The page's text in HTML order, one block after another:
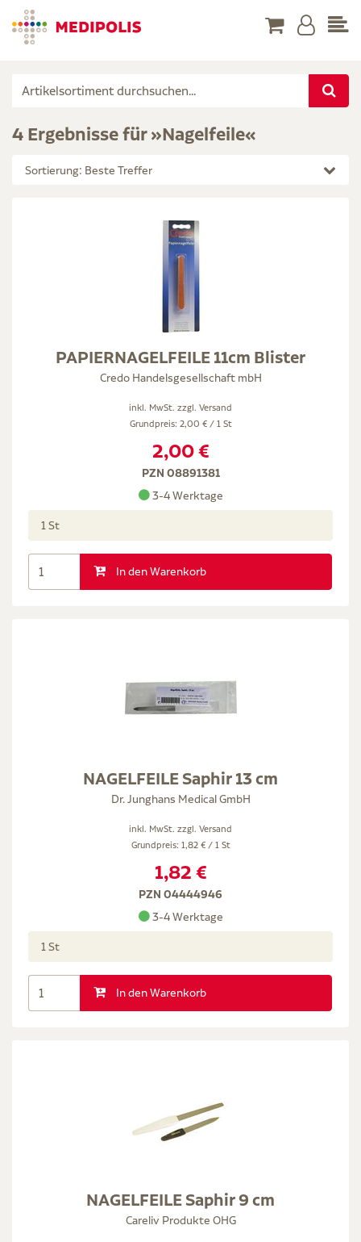
4 Ergebnisse für »Nagelfeile«
Sortierung: Beste Treffer
PAPIERNAGELFEILE 11cm Blister
Credo Handelsgesellschaft mbH
inkl. MwSt. zzgl. Versand
Grundpreis: 2,00 € / 1 St
2,00 €
PZN 08891381
3-4 Werktage
1 St
In den Warenkorb
NAGELFEILE Saphir 13 cm
Dr. Junghans Medical GmbH
inkl. MwSt. zzgl. Versand
Grundpreis: 1,82 € / 1 St
1,82 €
PZN 04444946
3-4 Werktage
1 St
In den Warenkorb
NAGELFEILE Saphir 9 cm
Careliv Produkte OHG